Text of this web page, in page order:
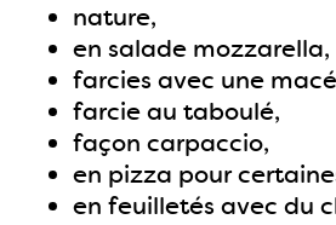
nature,
en salade mozzarella,
farcies avec une
farcie au taboulé,
façon carpaccio,
en pizza pour
en feuilletés avec du